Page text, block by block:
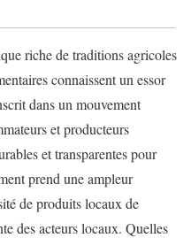
riche de traditions agricoles
connaissent un essor
dans un mouvement
et producteurs
et transparentes pour
prend une ampleur
de produits locaux de
des acteurs locaux. Quelles